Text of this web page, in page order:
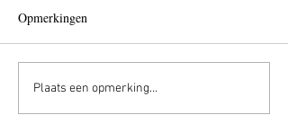
Opmerkingen
Plaats een opmerking...